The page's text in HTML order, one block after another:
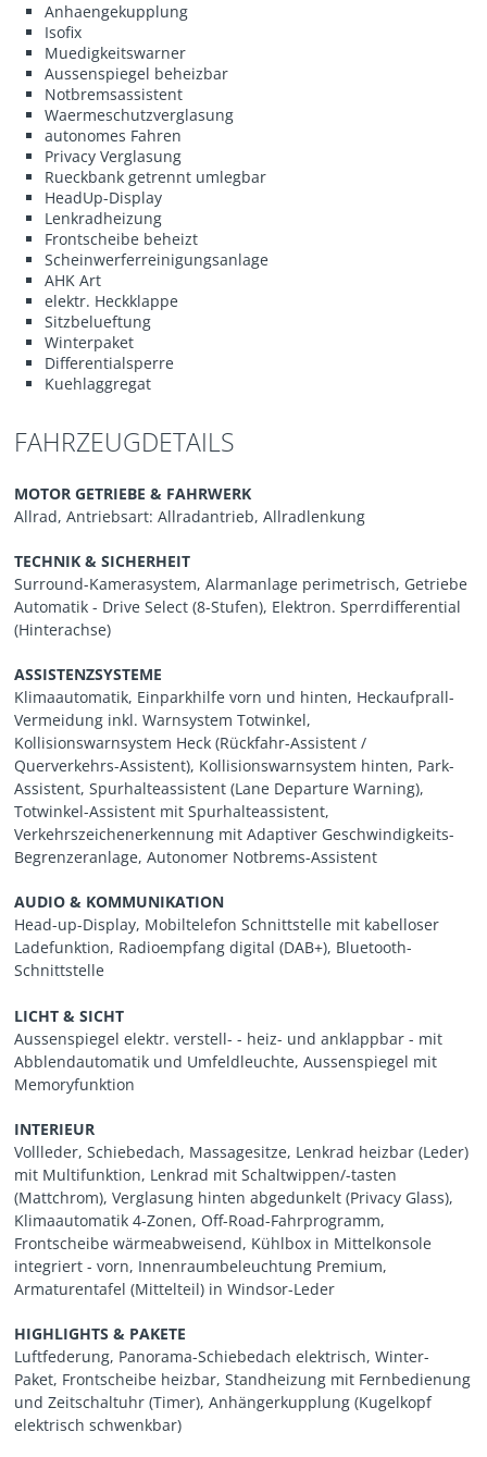
Anhaengekupplung
Isofix
Muedigkeitswarner
Aussenspiegel beheizbar
Notbremsassistent
Waermeschutzverglasung
autonomes Fahren
Privacy Verglasung
Rueckbank getrennt umlegbar
HeadUp-Display
Lenkradheizung
Frontscheibe beheizt
Scheinwerferreinigungsanlage
AHK Art
elektr. Heckklappe
Sitzbelueftung
Winterpaket
Differentialsperre
Kuehlaggregat
FAHRZEUGDETAILS
MOTOR GETRIEBE & FAHRWERK
Allrad, Antriebsart: Allradantrieb, Allradlenkung
TECHNIK & SICHERHEIT
Surround-Kamerasystem, Alarmanlage perimetrisch, Getriebe
Automatik - Drive Select (8-Stufen), Elektron. Sperrdifferential
(Hinterachse)
ASSISTENZSYSTEME
Klimaautomatik, Einparkhilfe vorn und hinten, Heckaufprall-
Vermeidung inkl. Warnsystem Totwinkel,
Kollisionswarnsystem Heck (Rückfahr-Assistent /
Querverkehrs-Assistent), Kollisionswarnsystem hinten, Park-
Assistent, Spurhalteassistent (Lane Departure Warning),
Totwinkel-Assistent mit Spurhalteassistent,
Verkehrszeichenerkennung mit Adaptiver Geschwindigkeits-
Begrenzeranlage, Autonomer Notbrems-Assistent
AUDIO & KOMMUNIKATION
Head-up-Display, Mobiltelefon Schnittstelle mit kabelloser
Ladefunktion, Radioempfang digital (DAB+), Bluetooth-
Schnittstelle
LICHT & SICHT
Aussenspiegel elektr. verstell- - heiz- und anklappbar - mit
Abblendautomatik und Umfeldleuchte, Aussenspiegel mit
Memoryfunktion
INTERIEUR
Vollleder, Schiebedach, Massagesitze, Lenkrad heizbar (Leder)
mit Multifunktion, Lenkrad mit Schaltwippen/-tasten
(Mattchrom), Verglasung hinten abgedunkelt (Privacy Glass),
Klimaautomatik 4-Zonen, Off-Road-Fahrprogramm,
Frontscheibe wärmeabweisend, Kühlbox in Mittelkonsole
integriert - vorn, Innenraumbeleuchtung Premium,
Armaturentafel (Mittelteil) in Windsor-Leder
HIGHLIGHTS & PAKETE
Luftfederung, Panorama-Schiebedach elektrisch, Winter-
Paket, Frontscheibe heizbar, Standheizung mit Fernbedienung
und Zeitschaltuhr (Timer), Anhängerkupplung (Kugelkopf
elektrisch schwenkbar)